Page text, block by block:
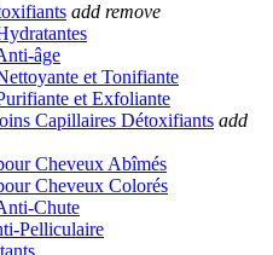
add remove
âge
et Tonifiante
et Exfoliante
Capillaires Détoxifiants add
Cheveux Abîmés
Cheveux Colorés
Chute
Pelliculaire